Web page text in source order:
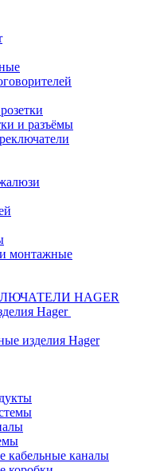
и разъёмы
монтажные
HAGER
Hager
изделия Hager
кабельные каналы